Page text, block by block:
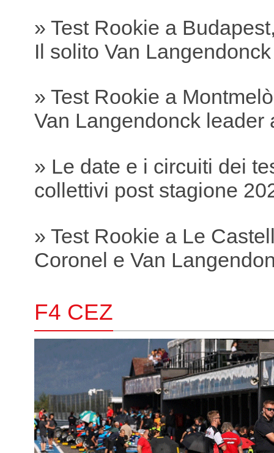
» Test Rookie a
Il solito Van
» Test Rookie a Montmelò
Van Langendonck leader
» Le date e i circuiti dei
collettivi post stagione
» Test Rookie a Le
Coronel e Van
F4 CEZ